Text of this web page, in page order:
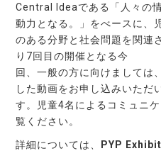
Central Ideaである「人々の
動力となる。」をべースに、
のある分野と社会問題を関連
り7回目の開催となる今
回、一般の方に向けましては
した動画をお申し込みいただ
す。児童4名によるコミュニ
覧ください。
詳細については、 PYP